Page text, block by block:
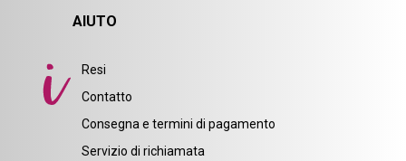
AIUTO
Resi
Contatto
Consegna e termini di pagamento
Servizio di richiamata